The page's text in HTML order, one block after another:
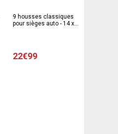
9 housses classiques
pour sièges auto - 14 x
22€99